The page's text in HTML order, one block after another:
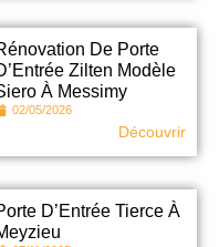
De Porte
Zilten Modèle
À Messimy
02/05/2026
Découvrir
D’Entrée Tierce À